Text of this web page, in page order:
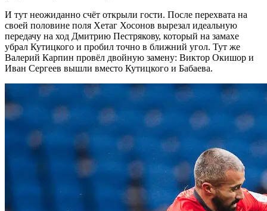
И тут неожиданно счёт открыли гости. После перехвата на
своей половине поля Хетаг Хосонов вырезал идеальную
передачу на ход Дмитрию Пестрякову, который на замахе
убрал Кутицкого и пробил точно в ближний угол. Тут же
Валерий Карпин провёл двойную замену: Виктор Окишор и
Иван Сергеев вышли вместо Кутицкого и Бабаева.